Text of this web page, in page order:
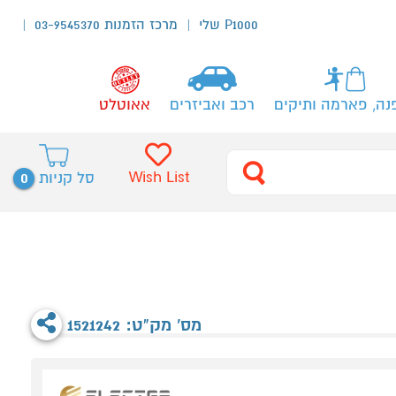
P1000 שלי מרכז הזמנות 03-9545370
פארמה ותיקים רכב ואביזרים אאוטלט
סל קניות 0 Wish List
מס' מק"ט: 1521242